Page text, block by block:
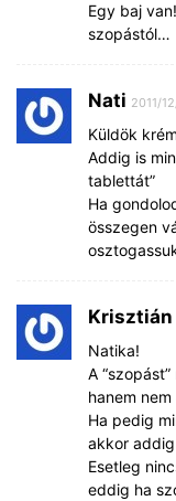
Egy baj
szopástól…
Nati 2011/
Küldök
Addig is
tablettát”
Ha
összegen
Krisztián
Natika!
A
hanem
Ha pedig
akkor
Esetleg
eddig ha